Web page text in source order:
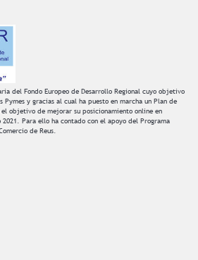
del Fondo Europeo de Desarrollo Regional cuyo objetivo
y gracias al cual ha puesto en marcha un Plan de
objetivo de mejorar su posicionamiento online en
Para ello ha contado con el apoyo del Programa
de Reus.